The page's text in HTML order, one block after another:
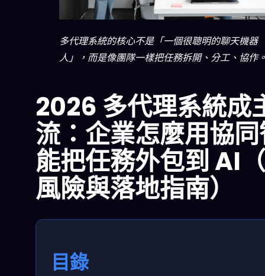
多代理系統的核心不是「一個很聰明的聊天機器
人」，而是像團隊一樣把任務拆開、分工、協作
2026 多代理系統成
流：企業怎麼用協
能把任務外包到 AI
風險與落地指南）
目錄